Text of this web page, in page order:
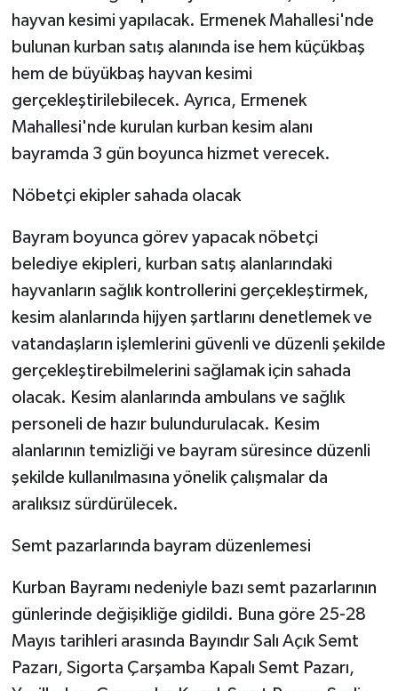
hayvan kesimi yapılacak. Ermenek Mahallesi'nde
bulunan kurban satış alanında ise hem küçükbaş
hem de büyükbaş hayvan kesimi
gerçekleştirilebilecek. Ayrıca, Ermenek
Mahallesi'nde kurulan kurban kesim alanı
bayramda 3 gün boyunca hizmet verecek.
Nöbetçi ekipler sahada olacak
Bayram boyunca görev yapacak nöbetçi
belediye ekipleri, kurban satış alanlarındaki
hayvanların sağlık kontrollerini gerçekleştirmek,
kesim alanlarında hijyen şartlarını denetlemek ve
vatandaşların işlemlerini güvenli ve düzenli şekilde
gerçekleştirebilmelerini sağlamak için sahada
olacak. Kesim alanlarında ambulans ve sağlık
personeli de hazır bulundurulacak. Kesim
alanlarının temizliği ve bayram süresince düzenli
şekilde kullanılmasına yönelik çalışmalar da
aralıksız sürdürülecek.
Semt pazarlarında bayram düzenlemesi
Kurban Bayramı nedeniyle bazı semt pazarlarının
günlerinde değişikliğe gidildi. Buna göre 25-28
Mayıs tarihleri arasında Bayındır Salı Açık Semt
Pazarı, Sigorta Çarşamba Kapalı Semt Pazarı,